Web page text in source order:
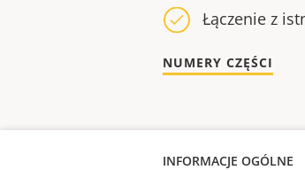
Łączenie z
NUMERY CZĘŚCI
INFORMACJE OGÓLNE